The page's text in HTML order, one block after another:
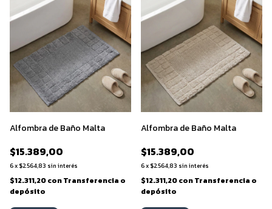
Alfombra de Baño Malta
$15.389,00
6x $2.564,83 sin interés
$12.311,20conTransferencia o
depósito
Alfombra de Baño Malta
$15.389,00
6x $2.564,83 sin interés
$12.311,20conTransferencia o
depósito